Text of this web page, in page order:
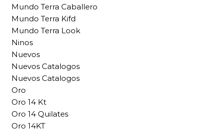
Mundo Terra Caballero
Mundo Terra Kifd
Mundo Terra Look
Ninos
Nuevos
Nuevos Catalogos
Nuevos Catalogos
Oro
Oro 14 Kt
Oro 14 Quilates
Oro 14KT